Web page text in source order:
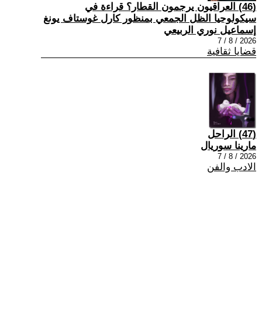
(46) العراقيون يرجمون القطار؟ قراءة في
سيكولوجيا الظل الجمعي بمنظور كارل غوستاف يونغ
إسماعيل نوري الربيعي
2026 / 8 / 7
قضايا ثقافية
(47) الراحل
مارينا سوريال
2026 / 8 / 7
الادب والفن